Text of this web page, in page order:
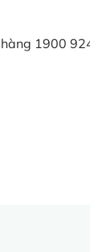
1900